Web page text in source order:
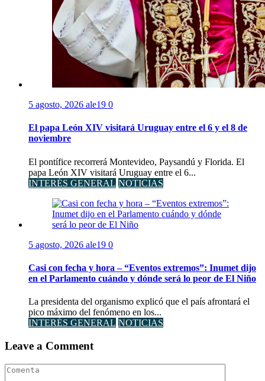
5 agosto, 2026 ale19 0
El papa León XIV visitará Uruguay entre el 6 y el 8 de
noviembre
El pontífice recorrerá Montevideo, Paysandú y Florida. El
papa León XIV visitará Uruguay entre el 6...
INTERÉS GENERAL NOTICIAS
5 agosto, 2026 ale19 0
Casi con fecha y hora – “Eventos extremos”: Inumet dijo
en el Parlamento cuándo y dónde será lo peor de El Niño
La presidenta del organismo explicó que el país afrontará el
pico máximo del fenómeno en los...
INTERÉS GENERAL NOTICIAS
Leave a Comment